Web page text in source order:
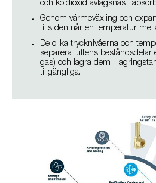
och koldioxid avlägsnas i
Genom värmeväxling och
tills den når en temperatur
De olika trycknivåerna och
separera luftens beståndsdelar
gas) och lagra dem i
tillgängliga.